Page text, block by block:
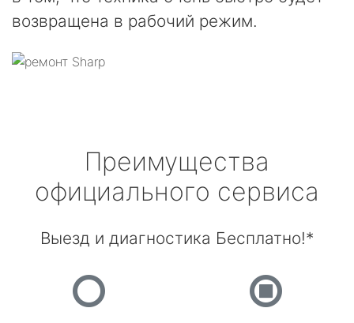
возвращена в рабочий режим.
Преимущества
официального сервиса
Выезд и диагностика Бесплатно!*